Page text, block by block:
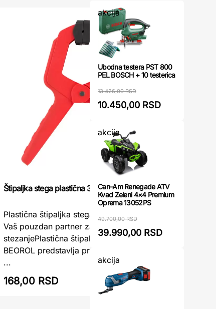
Štipaljka stega plastična 38mm BEOROL
Plastična štipaljka stega 38mm BEOROL –
Vaš pouzdan partner za precizno
stezanjePlastična štipaljka stega 38mm
BEOROL predstavlja praktičan i svestran
...
168,00 RSD
akcija
Ubodna testera PST 800
PEL BOSCH + 10 testerica
13.426,00 RSD
10.450,00 RSD
akcija
Can-Am Renegade ATV
Kvad Zeleni 4×4 Premium
Oprema 13052PS
49.700,00 RSD
39.990,00 RSD
akcija